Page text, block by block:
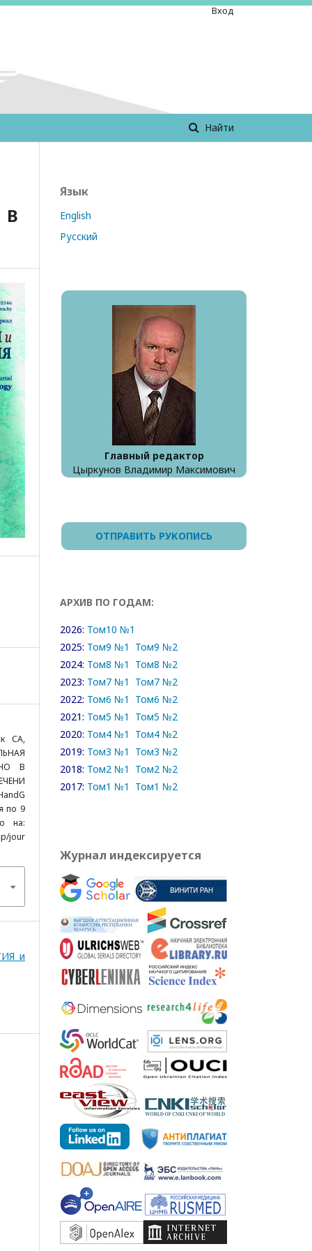
Найти
Вход
В
СА,
В
по 9
на:
jour
и
Язык
English
Русский
Главный редактор
Цыркунов Владимир Максимович
ОТПРАВИТЬ РУКОПИСЬ
АРХИВ ПО ГОДАМ:
2026: Том10 №1
2025: Том9 №1
Том9 №2
2024: Том8 №1
Том8 №2
2023: Том7 №1
Том7 №2
2022: Том6 №1
Том6 №2
2021: Том5 №1
Том5 №2
2020: Том4 №1
Том4 №2
2019: Том3 №1
Том3 №2
2018: Том2 №1
Том2 №2
2017: Том1 №1 Том1 №2
Журнал индексируется